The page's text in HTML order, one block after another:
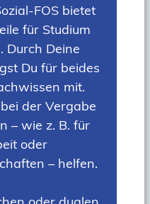
FOS bietet
für Studium
Durch Deine
Du für beides
mit.
der Vergabe
– wie z. B. für
oder
– helfen.